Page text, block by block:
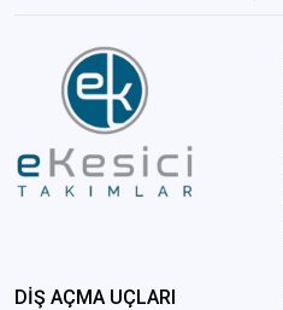
DİŞ AÇMA UÇLARI